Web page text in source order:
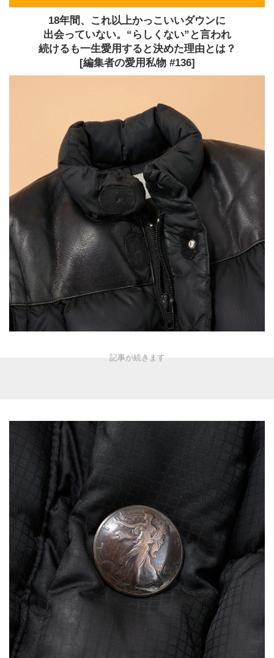
18年間、これ以上かっこいいダウンに
出会っていない。“らしくない”と言われ
続けるも一生愛用すると決めた理由とは？
[編集者の愛用私物 #136]